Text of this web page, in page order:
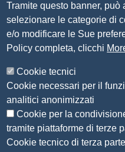
Contatti
Amministrazione
Organizzazione
Bandi di concorso
Bandi di gara e contratti
Provvedimenti
Attività e procedimenti
Tramite questo banner, può
selezionare le categorie di
e/o modificare le Sue
Policy completa, clicchi
Cookie tecnici
Cookie necessari per il
analitici anonimizzati
Cookie per la
tramite piattaforme di terze
Cookie tecnico di terza